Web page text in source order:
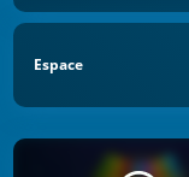
Espace